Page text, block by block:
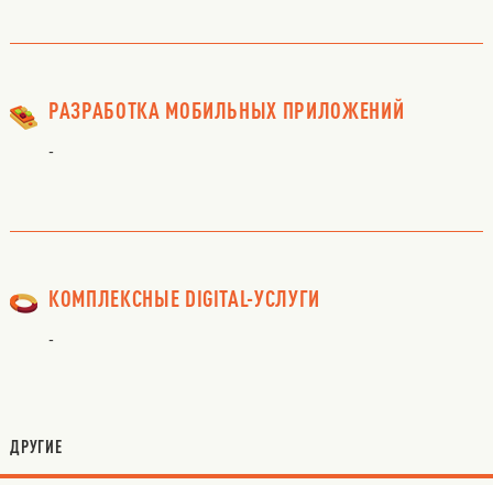
РАЗРАБОТКА МОБИЛЬНЫХ ПРИЛОЖЕНИЙ
-
КОМПЛЕКСНЫЕ DIGITAL-УСЛУГИ
-
ДРУГИЕ